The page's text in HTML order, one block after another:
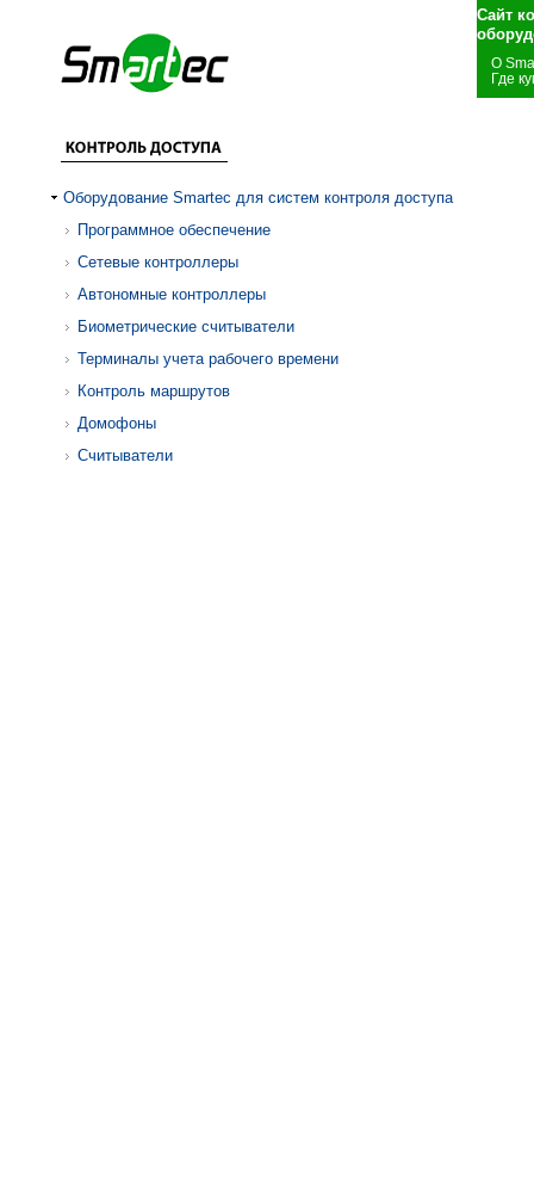
Сайт
О
Где
Оборудование Smartec для систем контроля доступа
Программное обеспечение
Сетевые контроллеры
Автономные контроллеры
Биометрические считыватели
Терминалы учета рабочего времени
Контроль маршрутов
Домофоны
Считыватели